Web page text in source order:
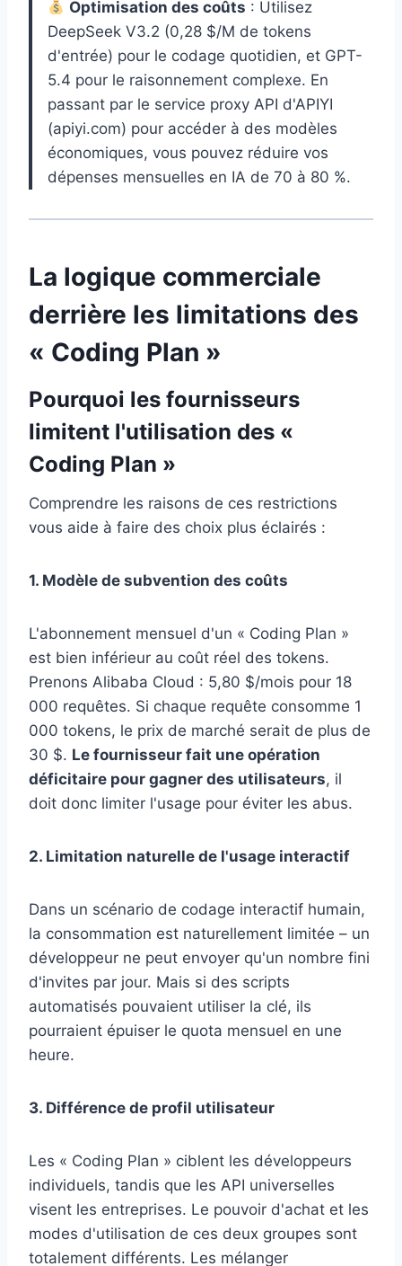
Optimisation des coûts : Utilisez
DeepSeek V3.2 (0,28 $/M de tokens
d'entrée) pour le codage quotidien, et GPT-
5.4 pour le raisonnement complexe. En
passant par le service proxy API d'APIYI
(apiyi.com) pour accéder à des modèles
économiques, vous pouvez réduire vos
dépenses mensuelles en IA de 70 à 80 %.
La logique commerciale
derrière les limitations des
« Coding Plan »
Pourquoi les fournisseurs
limitent l'utilisation des «
Coding Plan »
Comprendre les raisons de ces restrictions
vous aide à faire des choix plus éclairés :
1. Modèle de subvention des coûts
L'abonnement mensuel d'un « Coding Plan »
est bien inférieur au coût réel des tokens.
Prenons Alibaba Cloud : 5,80 $/mois pour 18
000 requêtes. Si chaque requête consomme 1
000 tokens, le prix de marché serait de plus de
30 $. Le fournisseur fait une opération
déficitaire pour gagner des utilisateurs, il
doit donc limiter l'usage pour éviter les abus.
2. Limitation naturelle de l'usage interactif
Dans un scénario de codage interactif humain,
la consommation est naturellement limitée – un
développeur ne peut envoyer qu'un nombre fini
d'invites par jour. Mais si des scripts
automatisés pouvaient utiliser la clé, ils
pourraient épuiser le quota mensuel en une
heure.
3. Différence de profil utilisateur
Les « Coding Plan » ciblent les développeurs
individuels, tandis que les API universelles
visent les entreprises. Le pouvoir d'achat et les
modes d'utilisation de ces deux groupes sont
totalement différents. Les mélanger